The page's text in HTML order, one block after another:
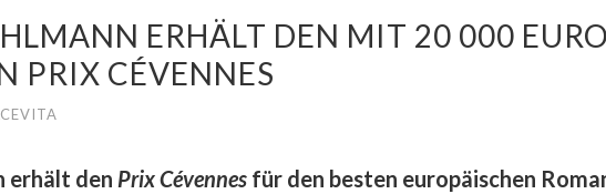
ERHÄLT DEN MIT 20 000 EURO
PRIX CÉVENNES
erhält den Prix Cévennes für den besten europäischen